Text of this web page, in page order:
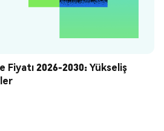
Fiyatı 2026-2030: Yükseliş